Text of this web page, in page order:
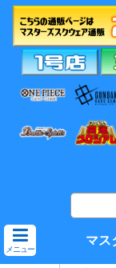
メニュー
マス